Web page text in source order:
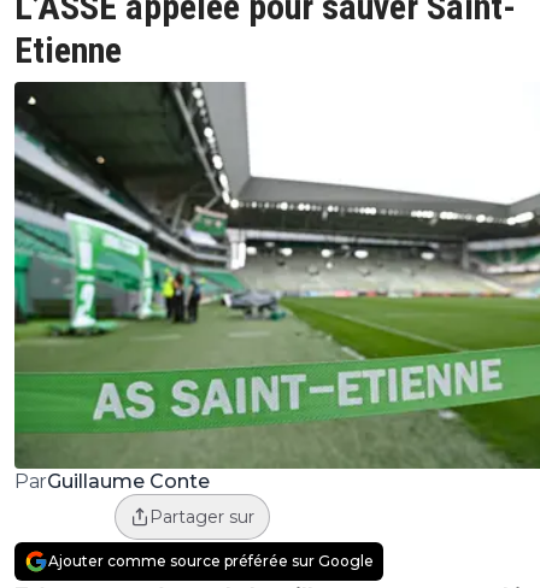
Etienne
ParGuillaume Conte
Partager sur
Ajouter comme source préférée sur Google